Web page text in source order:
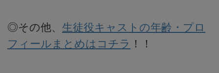
◎その他、 生徒役キャストの年齢・プロ
フィールまとめはコチラ ！！